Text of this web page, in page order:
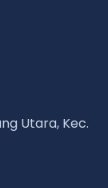
Utara, Kec.